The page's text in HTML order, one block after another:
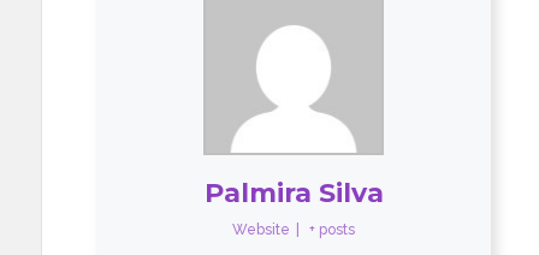
Palmira Silva
Website + posts